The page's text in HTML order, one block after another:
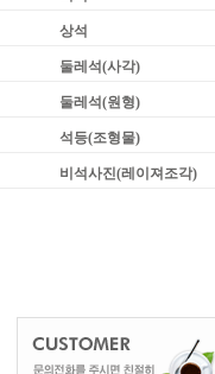
상석
둘레석(사각)
둘레석(원형)
석등(조형물)
비석사진(레이져조각)